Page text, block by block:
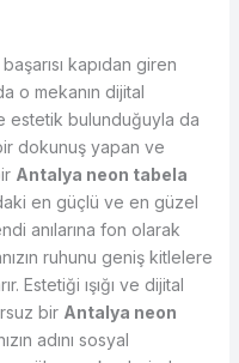
kapıdan giren
o mekanın dijital
estetik bulunduğuyla da
dokunuş yapan ve
Antalya neon tabela
en güçlü ve en güzel
anılarına fon olarak
ruhunu geniş kitlelere
Estetiği ışığı ve dijital
bir Antalya neon
adını sosyal